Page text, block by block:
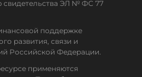
свидетельства ЭЛ № ФС 77
поддержке
развития, связи и
Российской Федерации.
применяются